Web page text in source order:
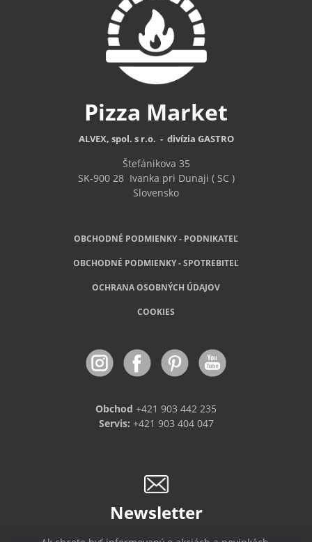
Pizza Market
ALVEX, spol. s r.o. - divízia GASTRO
Štefánikova 35
SK-900 28Ivanka pri Dunaji ( SC )
Slovensko
OBCHODNÉ PODMIENKY - PODNIKATEĽ
OBCHODNÉ PODMIENKY - SPOTREBITEĽ
OCHRANA OSOBNÝCH ÚDAJOV
COOKIES
Obchod +421 903 442 235
Servis: +421 903 404 047
Newsletter